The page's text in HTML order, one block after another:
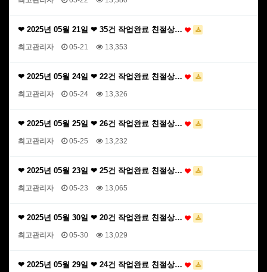
❤ 2025년 05월 21일 ❤ 35건 작업완료 친절상…
최고관리자 05-21 13,353
❤ 2025년 05월 24일 ❤ 22건 작업완료 친절상…
최고관리자 05-24 13,326
❤ 2025년 05월 25일 ❤ 26건 작업완료 친절상…
최고관리자 05-25 13,232
❤ 2025년 05월 23일 ❤ 25건 작업완료 친절상…
최고관리자 05-23 13,065
❤ 2025년 05월 30일 ❤ 20건 작업완료 친절상…
최고관리자 05-30 13,029
❤ 2025년 05월 29일 ❤ 24건 작업완료 친절상…